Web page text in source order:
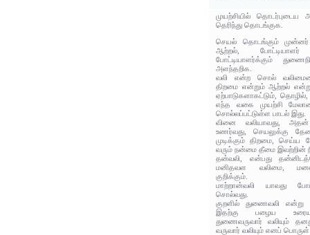
முயற்சியில்
தெரிந்து தொடங்குக.
செயல் தொடங்கும்
ஆற்றல்,
போட்டியாளர்க்கும்
அளந்தறிக.
வலி என்ற சொல்
திறமை என்றும் ஆற்றல்
ஏற்பாடுகளாகட்டும்,
எந்த வகை முயற்சி
சொல்லப்பட்டுள்ள பாடல் இது.
வினை வலியாவது, அதன்
உணர்வது, செயலுக்கு
முடிக்கும் திறமை, செய்ய
வரும் நன்மை தீமை இவற்றின்
தன்வலி, என்பது
மனிதவள வலிமை,
குறிக்கும்.
மாற்றான்வலி யாவது
சொல்வது.
குறளில் துணைவலி
இதற்கு பழைய
துணைவருவார் வலியும்
வருவார் வலியும் எனப்